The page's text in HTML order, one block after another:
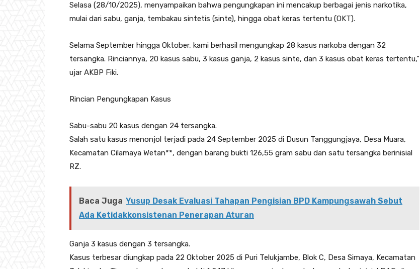
Selasa (28/10/2025), menyampaikan bahwa pengungkapan ini mencakup berbagai jenis narkotika,
mulai dari sabu, ganja, tembakau sintetis (sinte), hingga obat keras tertentu (OKT).
Selama September hingga Oktober, kami berhasil mengungkap 28 kasus narkoba dengan 32
tersangka. Rinciannya, 20 kasus sabu, 3 kasus ganja, 2 kasus sinte, dan 3 kasus obat keras tertentu,”
ujar AKBP Fiki.
Rincian Pengungkapan Kasus
Sabu-sabu 20 kasus dengan 24 tersangka.
Salah satu kasus menonjol terjadi pada 24 September 2025 di Dusun Tanggungjaya, Desa Muara,
Kecamatan Cilamaya Wetan**, dengan barang bukti 126,55 gram sabu dan satu tersangka berinisial
RZ.
Baca Juga Yusup Desak Evaluasi Tahapan Pengisian BPD Kampungsawah Sebut
Ada Ketidakkonsistenan Penerapan Aturan
Ganja 3 kasus dengan 3 tersangka.
Kasus terbesar diungkap pada 22 Oktober 2025 di Puri Telukjambe, Blok C, Desa Simaya, Kecamatan